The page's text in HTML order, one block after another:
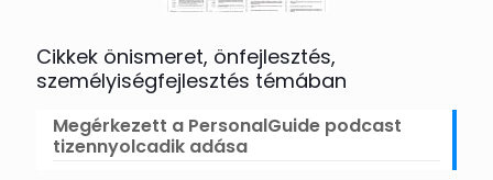
Cikkek önismeret, önfejlesztés,
személyiségfejlesztés témában
Megérkezett a PersonalGuide podcast
tizennyolcadik adása